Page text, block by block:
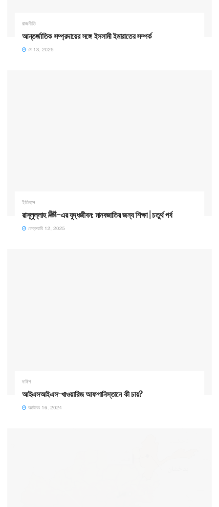
রাজনীতি
আন্তর্জাতিক সম্প্রদায়ের সঙ্গে ইসলামী ইমারাতের সম্পর্ক
মে 13, 2025
ইতিহাস
রাসূলুল্লাহ ﷺ–এর যুদ্ধজীবন: মানবজাতির জন্য শিক্ষা | চতুর্থ পর্ব
ফেব্রুয়ারি 12, 2025
দাঈশ
আইএসআইএস-খাওয়ারিজ আফগানিস্তানে কী চায়?
অক্টোবর 16, 2024